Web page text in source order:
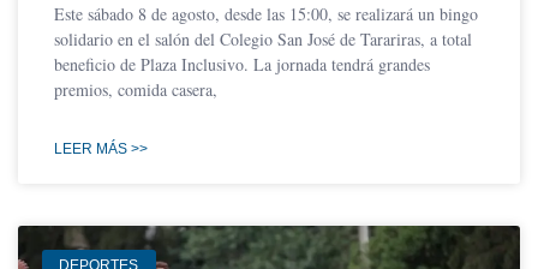
Este sábado 8 de agosto, desde las 15:00, se realizará un bingo
solidario en el salón del Colegio San José de Tarariras, a total
beneficio de Plaza Inclusivo. La jornada tendrá grandes
premios, comida casera,
LEER MÁS >>
DEPORTES